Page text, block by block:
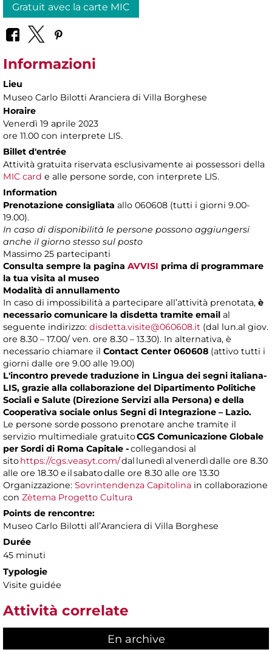
Gratuit avec la carte MIC
Informazioni
Lieu
Museo Carlo Bilotti Aranciera di Villa Borghese
Horaire
Venerdì 19 aprile 2023
ore 11.00 con interprete LIS.
Billet d'entrée
Attività gratuita riservata esclusivamente ai possessori della
MIC card e alle persone sorde, con interprete LIS.
Information
Prenotazione consigliata allo 060608 (tutti i giorni 9.00-
19.00).
In caso di disponibilità le persone possono aggiungersi
anche il giorno stesso sul posto
Massimo 25 partecipanti
Consulta sempre la pagina AVVISI prima di programmare
la tua visita al museo
Modalità di annullamento
In caso di impossibilità a partecipare all’attività prenotata, è
necessario comunicare la disdetta tramite email al
seguente indirizzo: disdetta.visite@060608.it (dal lun.al giov.
ore 8.30 – 17.00/ ven. ore 8.30 – 13.30). In alternativa, è
necessario chiamare il Contact Center 060608 (attivo tutti i
giorni dalle ore 9.00 alle 19.00)
L'incontro prevede traduzione in Lingua dei segni italiana-
LIS, grazie alla collaborazione del Dipartimento Politiche
Sociali e Salute (Direzione Servizi alla Persona) e della
Cooperativa sociale onlus Segni di Integrazione – Lazio.
Le persone sorde possono prenotare anche tramite il
servizio multimediale gratuitoCGS Comunicazione Globale
per Sordi di Roma Capitale -collegandosi al
sitohttps://cgs.veasyt.com/dal lunedì al venerdì dalle ore 8.30
alle ore 18.30 e il sabato dalle ore 8.30 alle ore 13.30
Organizzazione: Sovrintendenza Capitolina in collaborazione
con Zètema Progetto Cultura
Points de rencontre:
Museo Carlo Bilotti all’Aranciera di Villa Borghese
Durée
45 minuti
Typologie
Visite guidée
Attività correlate
En archive